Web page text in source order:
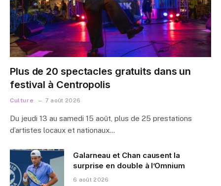
Plus de 20 spectacles gratuits dans un
festival à Centropolis
Culture 7 août 2026
Du jeudi 13 au samedi 15 août, plus de 25 prestations
d’artistes locaux et nationaux…
Galarneau et Chan causent la
surprise en double à l’Omnium
6 août 2026